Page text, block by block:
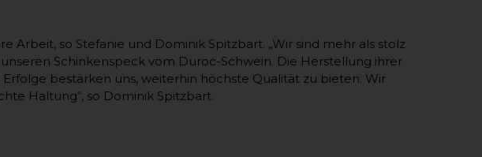
Arbeit, so Stefanie und Dominik Spitzbart. „Wir sind mehr als stolz
Schinkenspeck vom Duroc-Schwein. Die Herstellung ihrer
bestärken uns, weiterhin höchste Qualität zu bieten. Wir
Haltung“, so Dominik Spitzbart.